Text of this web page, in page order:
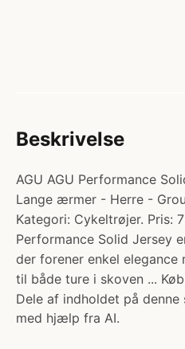
Beskrivelse
AGU AGU Performance
Lange ærmer - Herre -
Kategori: Cykeltrøjer. Pris:
Performance Solid Jersey
der forener enkel
til både ture i skoven ...
Dele af indholdet på
med hjælp fra AI.